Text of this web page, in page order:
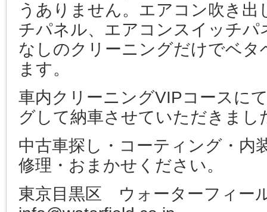
うありません。エアコン吹き
チパネル、エアコンスイッチパ
なしのクリーニングだけでベタ
ます。
車内クリーニングVIPコースに
グして納車させていただきまし
中古車探し・コーティング・内
修理・おまかせください。
東京目黒区 ウォーターフィ